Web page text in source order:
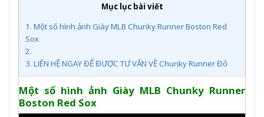
Mục lục bài viết
1. Một số hình ảnh Giày MLB Chunky Runner Boston Red
Sox
2.
3. LIÊN HỆ NGAY ĐỂ ĐƯỢC TƯ VẤN VỀ Chunky Runner Đỏ
Một số hình ảnh Giày MLB Chunky Runner
Boston Red Sox